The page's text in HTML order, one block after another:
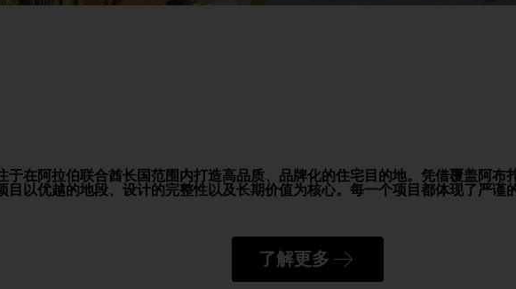
于在阿拉伯联合酋长国范围内打造高品质、品牌化的住宅目的地。凭借覆盖阿
以优越的地段、设计的完整性以及长期价值为核心。每一个项目都体现了严
了解更多